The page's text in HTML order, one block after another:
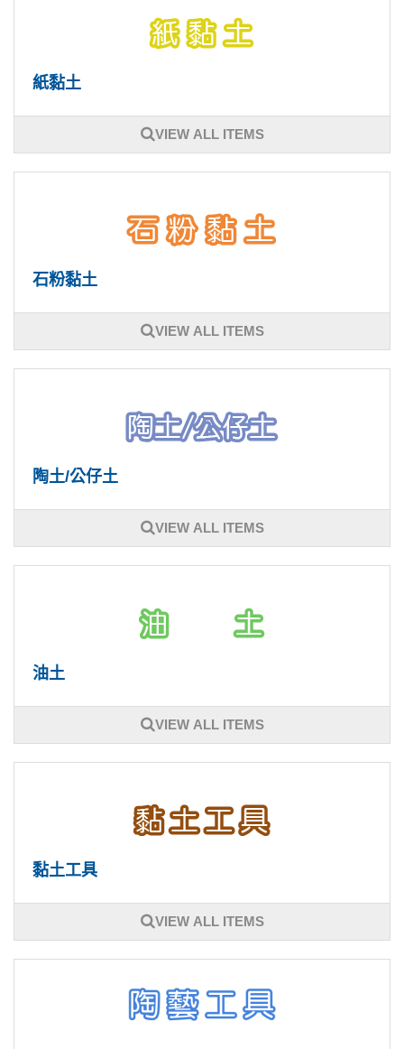
紙黏土
VIEW ALL ITEMS
石粉黏土
VIEW ALL ITEMS
陶土/公仔土
VIEW ALL ITEMS
油土
VIEW ALL ITEMS
黏土工具
VIEW ALL ITEMS